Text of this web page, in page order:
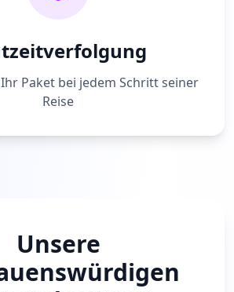
Paket bei jedem Schritt seiner
Reise
Unsere